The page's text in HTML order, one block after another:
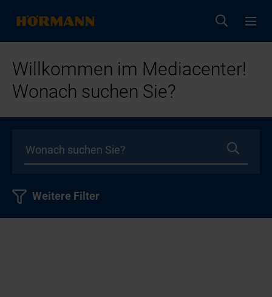
Willkommen im Mediacenter!
Wonach suchen Sie?
Weitere Filter